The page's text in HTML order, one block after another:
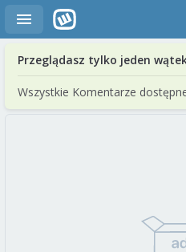
Przeglądasz tylko jeden
Wszystkie Komentarze